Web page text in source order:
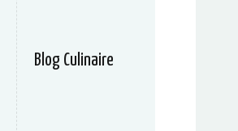
Blog Culinaire